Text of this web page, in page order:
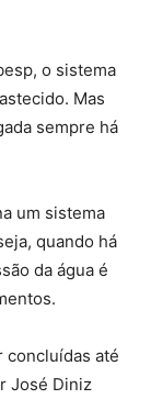
o sistema
Mas
sempre há
um sistema
quando há
da água é
concluídas até
José Diniz